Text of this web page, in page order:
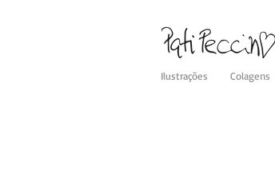
Ilustrações Colagens